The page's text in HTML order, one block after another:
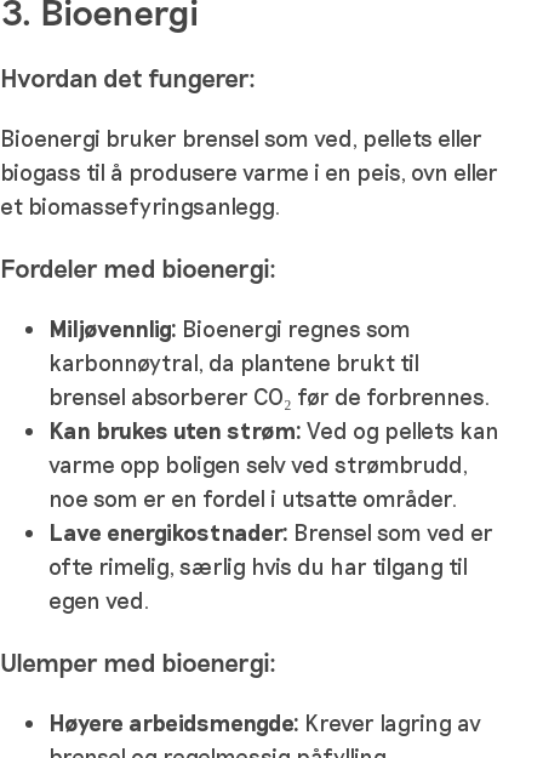
3. Bioenergi
Hvordan det fungerer:
Bioenergi bruker brensel som ved, pellets eller
biogass til å produsere varme i en peis, ovn eller
et biomassefyringsanlegg.
Fordeler med bioenergi:
Miljøvennlig: Bioenergi regnes som
karbonnøytral, da plantene brukt til
brensel absorberer CO₂ før de forbrennes.
Kan brukes uten strøm: Ved og pellets kan
varme opp boligen selv ved strømbrudd,
noe som er en fordel i utsatte områder.
Lave energikostnader: Brensel som ved er
ofte rimelig, særlig hvis du har tilgang til
egen ved.
Ulemper med bioenergi:
Høyere arbeidsmengde: Krever lagring av